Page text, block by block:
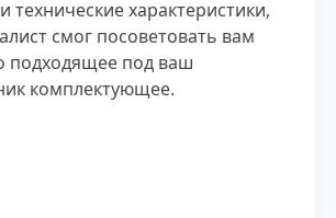
технические характеристики,
смог посоветовать вам
подходящее под ваш
комплектующее.